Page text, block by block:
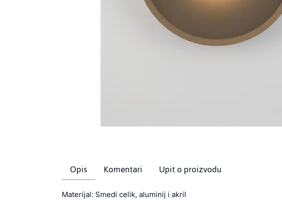
Opis Komentari Upit o proizvodu
Materijal: Smedi celik, aluminij i akril